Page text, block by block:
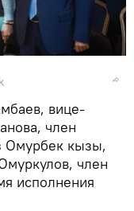
вице-
член
Омурбек кызы,
член
исполнения